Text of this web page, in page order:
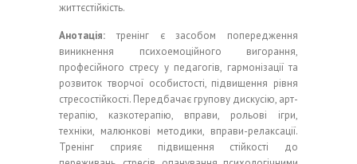
життєстійкість.
Анотація: тренінг є засобом попередження
виникнення психоемоційного вигорання,
професійного стресу у педагогів, гармонізації та
розвиток творчої особистості, підвищення рівня
стресостійкості. Передбачає групову дискусію, арт-
терапію, казкотерапію, вправи, рольові ігри,
техніки, малюнкові методики, вправи-релаксації.
Тренінг сприяє підвищення стійкості до